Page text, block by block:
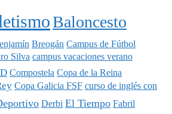
Baloncesto
Breogán Campus de Fútbol
Silva campus vacaciones verano
Compostela Copa de la Reina
Copa Galicia FSF curso de inglés con
Derbi El Tiempo Fabril